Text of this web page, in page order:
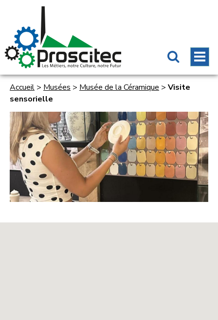
Accueil > Musées > Musée de la Céramique > Visite
sensorielle